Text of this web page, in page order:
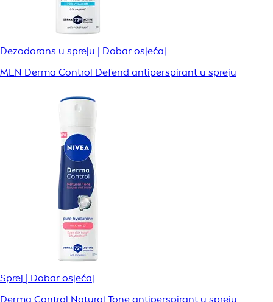
Dezodorans u spreju | Dobar osjećaj
MEN Derma Control Defend antiperspirant u spreju
Sprej | Dobar osjećaj
Derma Control Natural Tone antiperspirant u spreju